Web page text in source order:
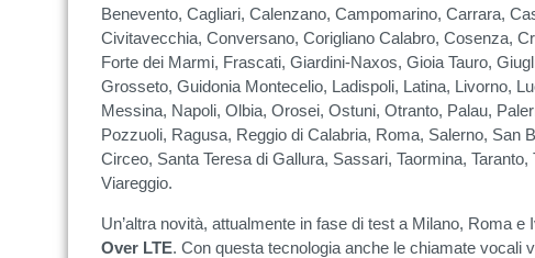
Benevento, Cagliari, Calenzano, Campomarino, Carrara,
Civitavecchia, Conversano, Corigliano Calabro, Cosenza,
Forte dei Marmi, Frascati, Giardini-Naxos, Gioia Tauro,
Grosseto, Guidonia Montecelio, Ladispoli, Latina, Livorno,
Messina, Napoli, Olbia, Orosei, Ostuni, Otranto, Palau,
Pozzuoli, Ragusa, Reggio di Calabria, Roma, Salerno, San
Circeo, Santa Teresa di Gallura, Sassari, Taormina, Taranto,
Viareggio.
Un’altra novità, attualmente in fase di test a Milano, Roma e
Over LTE. Con questa tecnologia anche le chiamate vocali